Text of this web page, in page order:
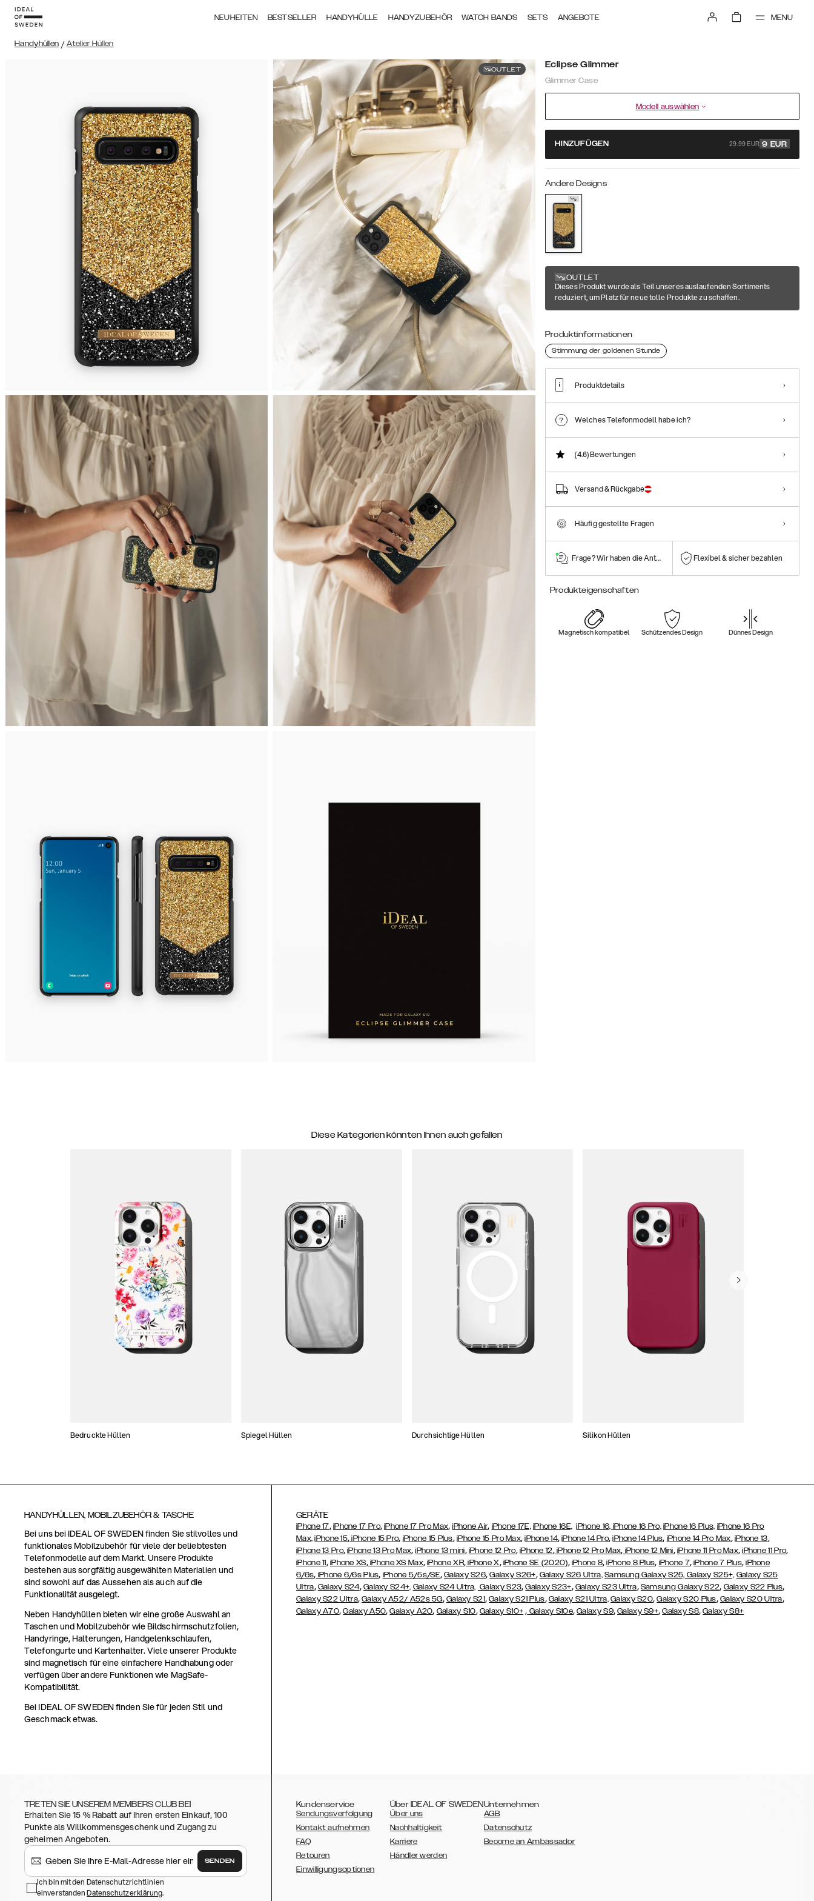
NEUHEITEN BESTSELLER HANDYHÜLLE HANDYZUBEHÖR WATCH BANDS SETS ANGEBOTE MENU
Handyhüllen / Atelier Hüllen
OUTLET Eclipse Glimmer
Glimmer Case
Modell auswählen
HINZUFÜGEN 29.99 EUR 9 EUR
Andere Designs
OUTLET
Dieses Produkt wurde als Teil unseres auslaufenden Sortiments
reduziert, um Platz für neue tolle Produkte zu schaffen.
Produktinformationen
Stimmung der goldenen Stunde
Produktdetails
Welches Telefonmodell habe ich?
(4.6)Bewertungen
Versand & Rückgabe
Häufig gestellte Fragen
Frage? Wir haben die Antwort! Flexibel & sicher bezahlen
Produkteigenschaften
Magnetisch kompatibel Schützendes Design Dünnes Design
Diese Kategorien könnten Ihnen auch gefallen
Bedruckte Hüllen Spiegel Hüllen Durchsichtige Hüllen Silikon Hüllen
HANDYHÜLLEN, MOBILZUBEHÖR & TASCHE
Bei uns bei IDEAL OF SWEDEN finden Sie stilvolles und
funktionales Mobilzubehör für viele der beliebtesten
Telefonmodelle auf dem Markt. Unsere Produkte
bestehen aus sorgfältig ausgewählten Materialien und
sind sowohl auf das Aussehen als auch auf die
Funktionalität ausgelegt.
Neben Handyhüllen bieten wir eine große Auswahl an
Taschen und Mobilzubehör wie Bildschirmschutzfolien,
Handyringe, Halterungen, Handgelenkschlaufen,
Telefongurte und Kartenhalter. Viele unserer Produkte
sind magnetisch für eine einfachere Handhabung oder
verfügen über andere Funktionen wie MagSafe-
Kompatibilität.
Bei IDEAL OF SWEDEN finden Sie für jeden Stil und
Geschmack etwas.
GERÄTE
iPhone 17, iPhone 17 Pro,iPhone 17 Pro Max,iPhone Air, iPhone 17E, iPhone 16E, iPhone 16, iPhone 16 Pro, iPhone 16 Plus, iPhone 16 Pro
Max, iPhone 15, iPhone 15 Pro, iPhone 15 Plus, iPhone 15 Pro Max,iPhone 14,iPhone 14 Pro,iPhone 14 Plus, iPhone 14 Pro Max, iPhone 13,
iPhone 13 Pro,iPhone 13 Pro Max,iPhone 13 mini, iPhone 12 Pro, iPhone 12,iPhone 12 Pro Max, iPhone 12 Mini, iPhone 11 Pro Max,iPhone 11 Pro,
iPhone 11, iPhone XS,iPhone XS Max,iPhone XR,iPhone X, iPhone SE (2020), iPhone 8,iPhone 8 Plus, iPhone 7,iPhone 7 Plus,iPhone
6/6s, iPhone 6/6s Plus, iPhone 5/5s/SE,Galaxy S26,Galaxy S26+, Galaxy S26 Ultra, Samsung Galaxy S25, Galaxy S25+, Galaxy S25
Ultra, Galaxy S24, Galaxy S24+, Galaxy S24 Ultra, Galaxy S23,Galaxy S23+, Galaxy S23 Ultra, Samsung Galaxy S22, Galaxy S22 Plus,
Galaxy S22 Ultra,Galaxy A52/ A52s 5G, Galaxy S21,Galaxy S21 Plus, Galaxy S21 Ultra, Galaxy S20,Galaxy S20 Plus, Galaxy S20 Ultra,
Galaxy A70,Galaxy A50,Galaxy A20, Galaxy S10, Galaxy S10+ , Galaxy S10e,Galaxy S9,Galaxy S9+,Galaxy S8,Galaxy S8+
TRETEN SIE UNSEREM MEMBERS CLUB BEI
Erhalten Sie 15 % Rabatt auf Ihren ersten Einkauf, 100
Punkte als Willkommensgeschenk und Zugang zu
geheimen Angeboten.
SENDEN
Ich bin mit den Datenschutzrichtlinien
einverstanden Datenschutzerklärung.
Kundenservice
Sendungsverfolgung
Kontakt aufnehmen
FAQ
Retouren
Einwilligungsoptionen
Über IDEAL OF SWEDEN
Über uns
Nachhaltigkeit
Karriere
Händler werden
Unternehmen
AGB
Datenschutz
Become an Ambassador